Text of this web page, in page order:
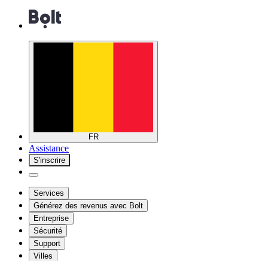
FR
Assistance
S'inscrire
Services
Générez des revenus avec Bolt
Entreprise
Sécurité
Support
Villes